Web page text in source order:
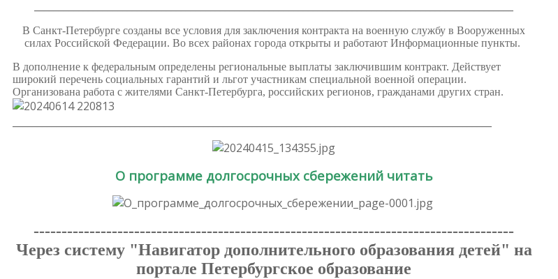
В Санкт‑Петербурге созданы все условия для заключения контракта на военную службу в Вооруженных
силах Российской Федерации. Во всех районах города открыты и работают Информационные пункты.
В дополнение к федеральным определены региональные выплаты заключившим контракт. Действует
широкий перечень социальных гарантий и льгот участникам специальной военной операции.
Организована работа с жителями Санкт‑Петербурга, российских регионов, гражданами других стран.
О программе долгосрочных сбереженийчитать
--------------------------------------------------------------------------------------
Через систему "Навигатор дополнительного образования детей" на
портале Петербургское образование